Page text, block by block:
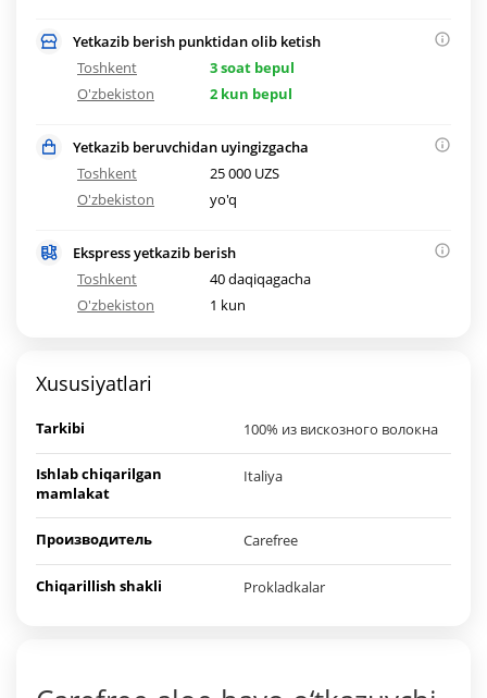
Yetkazib berish punktidan olib ketish
Toshkent
3 soat bepul
O'zbekiston
2 kun bepul
Yetkazib beruvchidan uyingizgacha
Toshkent
25 000 UZS
O'zbekiston
yo'q
Ekspress yetkazib berish
Toshkent
40 daqiqagacha
O'zbekiston
1 kun
Xususiyatlari
Tarkibi 100% из вискозного волокна
Ishlab chiqarilgan
mamlakat
Italiya
Производитель Carefree
Chiqarillish shakli Prokladkalar